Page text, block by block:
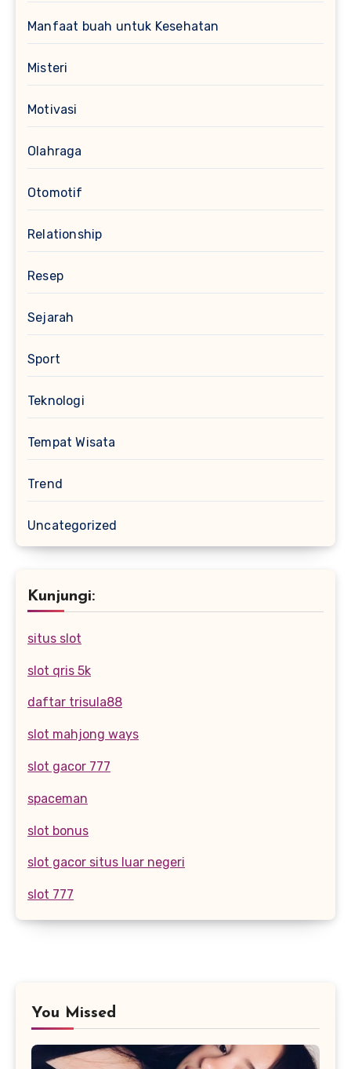
Manfaat buah untuk Kesehatan
Misteri
Motivasi
Olahraga
Otomotif
Relationship
Resep
Sejarah
Sport
Teknologi
Tempat Wisata
Trend
Uncategorized
Kunjungi:
situs slot
slot qris 5k
daftar trisula88
slot mahjong ways
slot gacor 777
spaceman
slot bonus
slot gacor situs luar negeri
slot 777
You Missed